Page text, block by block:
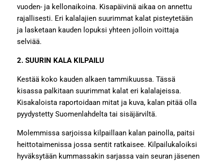
vuoden- ja kellonaikoina. Kisapäivinä aikaa on annettu
rajallisesti. Eri kalalajien suurimmat kalat pisteytetään
ja lasketaan kauden lopuksi yhteen jolloin voittaja
selviää.
2. SUURIN KALA KILPAILU
Kestää koko kauden alkaen tammikuussa. Tässä
kisassa palkitaan suurimmat kalat eri kalalajeissa.
Kisakaloista raportoidaan mitat ja kuva, kalan pitää olla
pyydystetty Suomenlahdelta tai sisäjärviltä.
Molemmissa sarjoissa kilpaillaan kalan painolla, paitsi
heittotaimenissa jossa sentit ratkaisee. Kilpailukaloiksi
hyväksytään kummassakin sarjassa vain seuran jäsenen